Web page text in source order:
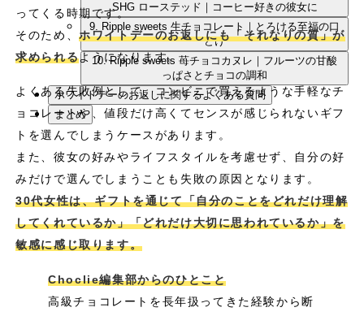
SHG ローステッド｜コーヒー好きの彼女に
9. Ripple sweets 生チョコレート｜とろける至福の口
どけ
10. Ripple sweets 苺チョコカヌレ｜フルーツの甘酸
っぱさとチョコの調和
ホワイトデーのお返しに関するよくある質問
まとめ
ってくる時期です。
そのため、ホワイトデーのお返しにも「それなりの質」が
求められるようになります。
よくある失敗例として、コンビニで買えるような手軽なチ
ョコレートや、値段だけ高くてセンスが感じられないギフ
トを選んでしまうケースがあります。
また、彼女の好みやライフスタイルを考慮せず、自分の好
みだけで選んでしまうことも失敗の原因となります。
30代女性は、ギフトを通じて「自分のことをどれだけ理解
してくれているか」「どれだけ大切に思われているか」を
敏感に感じ取ります。
Choclie編集部からのひとこと
高級チョコレートを長年扱ってきた経験から断